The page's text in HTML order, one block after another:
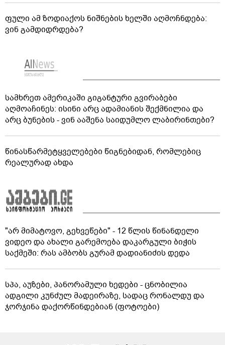
ფული ამ ზოდიაქოს ნიშნების ხელში აღმოჩნდება:
ვინ გამდიდრდება?
სამხრეთ ამერიკაში გიგანტური გვირაბები
აღმოაჩინეს: ისინი არც ადამიანის შექმნილია და
არც ბუნების - ვინ ააშენა საიდუმლო ლაბირინთები?
წინასწარმეტყველებები წიგნებიდან, რომლებიც
რეალურად ახდა
"არ მიმატოვო, გეხვეწები" - 12 წლის წინანდელი
ვიდეო და ახალი გარემოება დაკარგული ბიჭის
საქმეში: რას ამბობს გურამ დადიანიძის დედა
სპა, აუზები, პანორამული ხედები - ცნობილია
ადგილი კუნძულ მადეირაზე, სადაც რონალდუ და
ჯორჯინა დაქორწინდებიან (ფოტოები)